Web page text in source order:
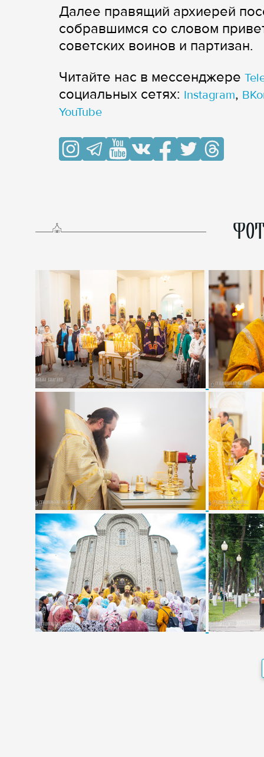
Далее правящий архиерей
собравшимся со словом
советских воинов и партизан.
Читайте нас в мессенджере
cоциальных сетях: Instagram,
YouTube